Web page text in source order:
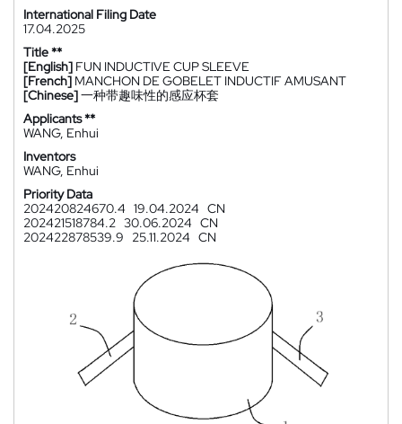
International Filing Date
17.04.2025
Title **
[English] FUN INDUCTIVE CUP SLEEVE
[French] MANCHON DE GOBELET INDUCTIF AMUSANT
[Chinese]一种带趣味性的感应杯套
Applicants **
WANG, Enhui
Inventors
WANG, Enhui
Priority Data
202420824670.4 19.04.2024 CN
202421518784.2 30.06.2024 CN
202422878539.9
25.11.2024 CN